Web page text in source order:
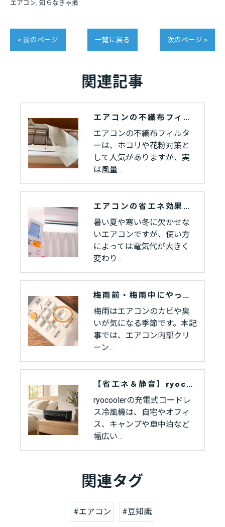
エアコン 知らなきゃ損
< 前のページ 一覧に戻る 次のページ >
関連記事
エアコンの不織布フィルターは逆効果？知っておきたい5つのデメリット
エアコンの不織布フィルタ
ーは、ホコリや花粉対策と
して人気がありますが、実
は風量…
エアコンの省エネ効果を最大化！今日からできる節電対策を詳しく紹介
暑い夏や寒い冬に欠かせな
いエアコンですが、使い方
によっては電気代が大きく
変わり…
梅雨前・梅雨中にやっておきたい！エアコン内部クリーン機能で清潔な空気を保つ方法
梅雨はエアコンのカビや臭
いが気になる季節です。本記
事では、エアコン内部クリ
ーン…
【省エネ＆静音】ryocooler充電式冷風機なら寝室・デスク・アウトドアでも快適
ryocoolerの充電式コードレ
ス冷風機は、自宅やオフィ
ス、キャンプや車中泊など
幅広い…
関連タグ
#エアコン #豆知識